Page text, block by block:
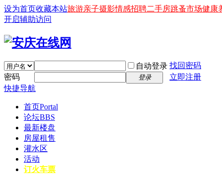
设为首页收藏本站旅游亲子摄影情感招聘二手房跳蚤市场健康
开启辅助访问
自动登录 找回密码
密码
登录
立即注册
快捷导航
首页Portal
论坛BBS
最新楼盘
房屋租售
灌水区
活动
订火车票